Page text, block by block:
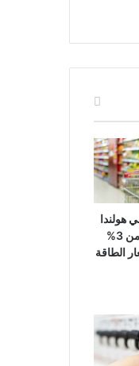
هولندا
مجدداً إلى أكثر من 3%
الطاقة